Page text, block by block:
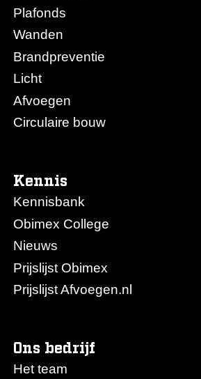
Plafonds
Wanden
Brandpreventie
Licht
Afvoegen
Circulaire bouw
Kennis
Kennisbank
Obimex College
Nieuws
Prijslijst Obimex
Prijslijst Afvoegen.nl
Ons bedrijf
Het team